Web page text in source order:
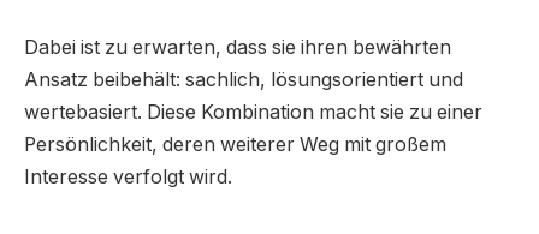
Dabei ist zu erwarten, dass sie ihren bewährten
Ansatz beibehält: sachlich, lösungsorientiert und
wertebasiert. Diese Kombination macht sie zu einer
Persönlichkeit, deren weiterer Weg mit großem
Interesse verfolgt wird.